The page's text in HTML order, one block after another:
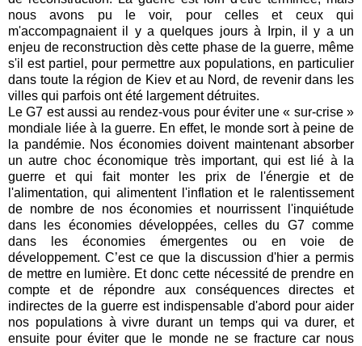
nous avons pu le voir, pour celles et ceux qui
m'accompagnaient il y a quelques jours à Irpin, il y a un
enjeu de reconstruction dès cette phase de la guerre, même
s'il est partiel, pour permettre aux populations, en particulier
dans toute la région de Kiev et au Nord, de revenir dans les
villes qui parfois ont été largement détruites.
Le G7 est aussi au rendez-vous pour éviter une « sur-crise »
mondiale liée à la guerre. En effet, le monde sort à peine de
la pandémie. Nos économies doivent maintenant absorber
un autre choc économique très important, qui est lié à la
guerre et qui fait monter les prix de l'énergie et de
l'alimentation, qui alimentent l'inflation et le ralentissement
de nombre de nos économies et nourrissent l'inquiétude
dans les économies développées, celles du G7 comme
dans les économies émergentes ou en voie de
développement. C’est ce que la discussion d'hier a permis
de mettre en lumière. Et donc cette nécessité de prendre en
compte et de répondre aux conséquences directes et
indirectes de la guerre est indispensable d'abord pour aider
nos populations à vivre durant un temps qui va durer, et
ensuite pour éviter que le monde ne se fracture car nous